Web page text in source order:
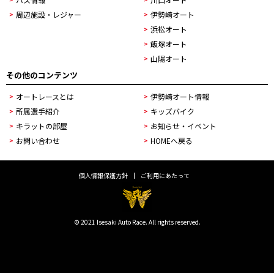
周辺施設・レジャー
伊勢崎オート
浜松オート
飯塚オート
山陽オート
その他のコンテンツ
オートレースとは
伊勢崎オート情報
所属選手紹介
キッズバイク
キラットの部屋
お知らせ・イベント
お問い合わせ
HOMEへ戻る
個人情報保護方針 ご利用にあたって
© 2021 Isesaki Auto Race. All rights reserved.